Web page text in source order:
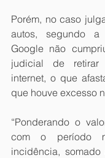
Porém, no caso
autos, segundo
Google não
judicial de
internet, o que
que houve excesso
“Ponderando o
com o período
incidência,